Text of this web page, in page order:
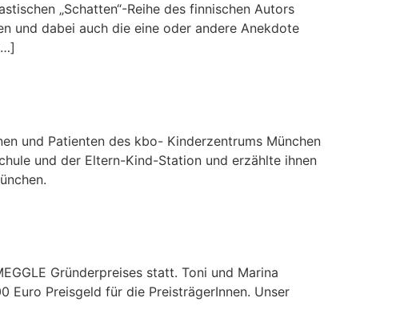
„Schatten“-Reihe des finnischen Autors
und dabei auch die eine oder andere Anekdote
und Patienten des kbo- Kinderzentrums München
und der Eltern-Kind-Station und erzählte ihnen
Gründerpreises statt. Toni und Marina
Euro Preisgeld für die PreisträgerInnen. Unser